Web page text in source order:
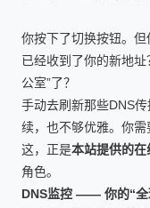
你按下了切换按钮。但
已经收到了你的新地
公室”了？
手动去刷新那些DNS
续，也不够优雅。你需
这，正是本站提供的在
角色。
DNS监控 —— 你的“全